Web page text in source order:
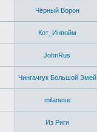
Чёрный Ворон
Кот_Инвойм
JohnRus
Чингачгук Большой Змей
milanese
Из Риги